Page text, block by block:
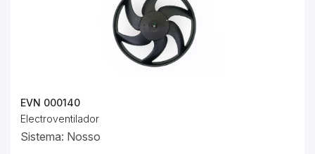
EVN 000140
Electroventilador
Sistema: Nosso